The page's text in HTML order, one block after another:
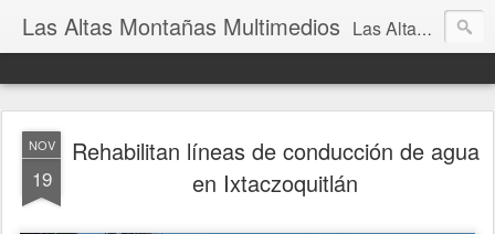
Las Altas Montañas Multimedios Las Altas Montañas Multimedios
NOV
19
Rehabilitan líneas de conducción de agua
en Ixtaczoquitlán